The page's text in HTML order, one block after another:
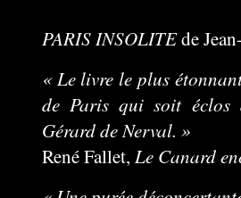
PARIS INSOLITEde
« Le livre le plus
de Paris qui soit éclos
Gérard de Nerval. »
René Fallet, Le Canard